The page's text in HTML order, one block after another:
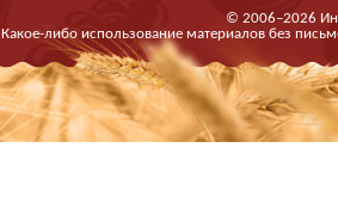
© 2006–2026
Какое-либо использование материалов без